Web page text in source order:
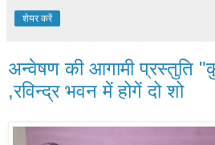
शेयर करें
अन्वेषण की आगामी प्रस्तुति
,रविन्द्र भवन में होगें दो शो